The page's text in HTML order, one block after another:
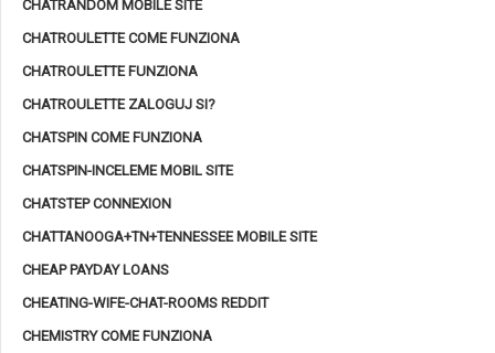
CHATRANDOM MOBILE SITE
CHATROULETTE COME FUNZIONA
CHATROULETTE FUNZIONA
CHATROULETTE ZALOGUJ SI?
CHATSPIN COME FUNZIONA
CHATSPIN-INCELEME MOBIL SITE
CHATSTEP CONNEXION
CHATTANOOGA+TN+TENNESSEE MOBILE SITE
CHEAP PAYDAY LOANS
CHEATING-WIFE-CHAT-ROOMS REDDIT
CHEMISTRY COME FUNZIONA